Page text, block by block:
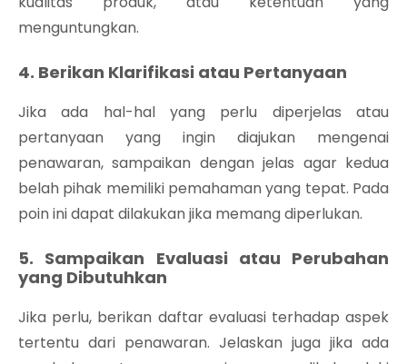
menguntungkan.
4. Berikan Klarifikasi atau Pertanyaan
Jika ada hal-hal yang perlu diperjelas atau
pertanyaan yang ingin diajukan mengenai
penawaran, sampaikan dengan jelas agar kedua
belah pihak memiliki pemahaman yang tepat. Pada
poin ini dapat dilakukan jika memang diperlukan.
5. Sampaikan Evaluasi atau Perubahan
yang Dibutuhkan
Jika perlu, berikan daftar evaluasi terhadap aspek
tertentu dari penawaran. Jelaskan juga jika ada